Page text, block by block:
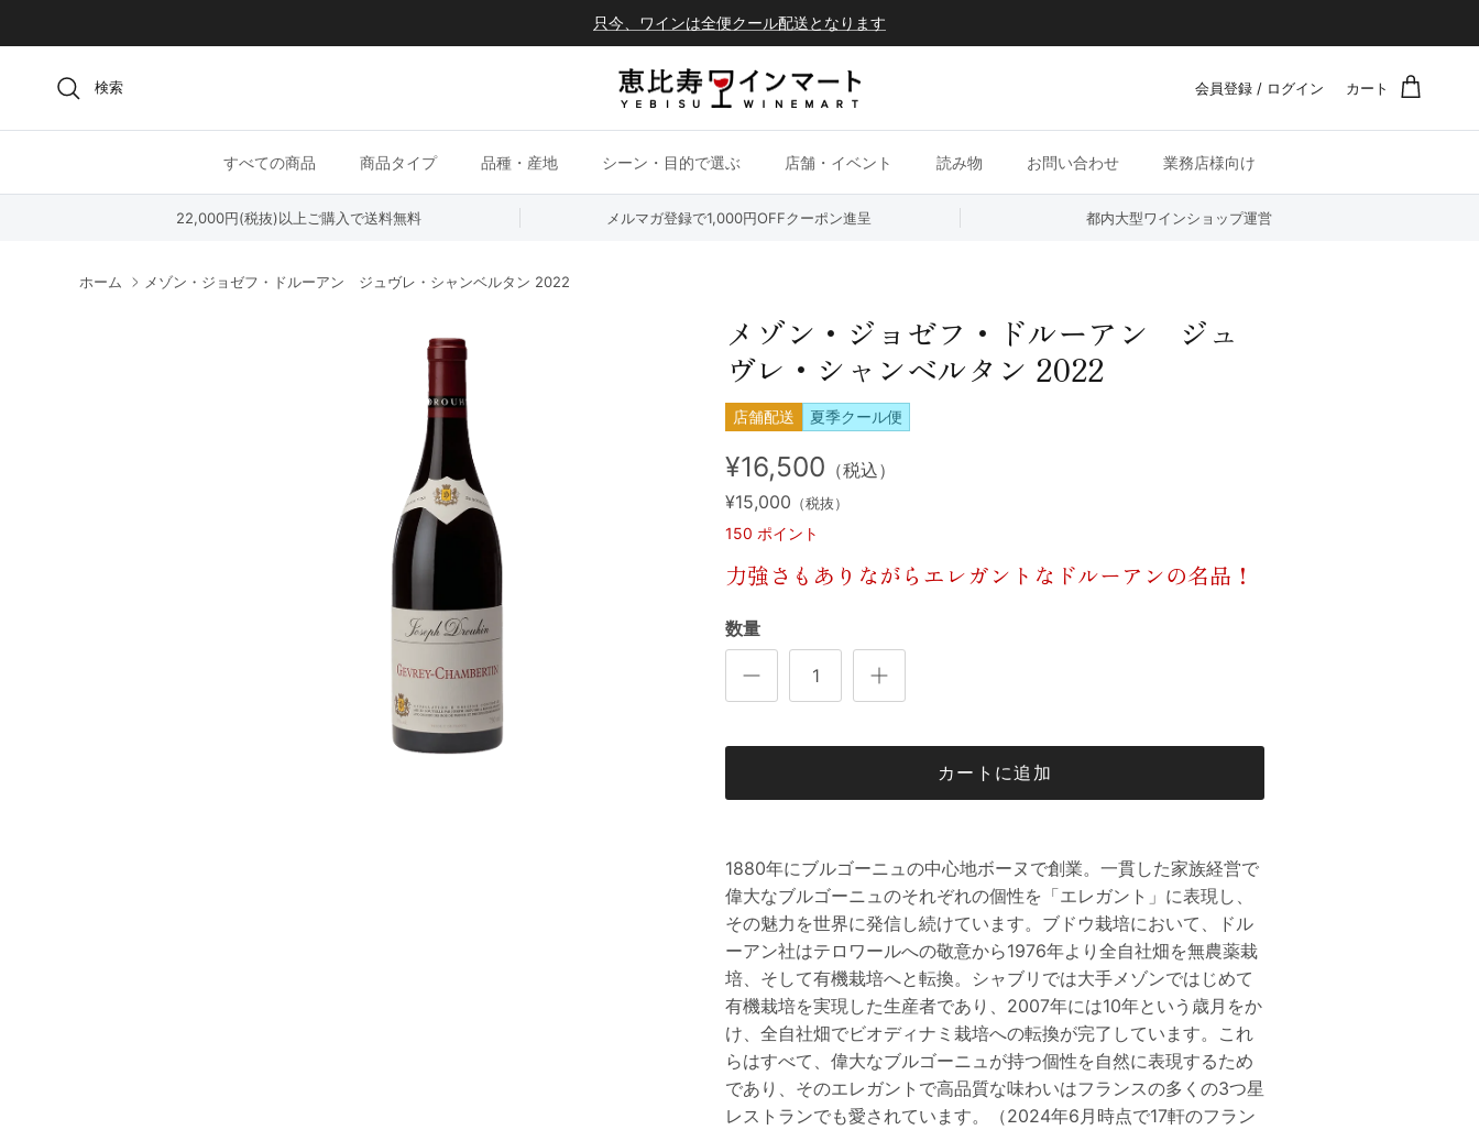
只今、ワインは全便クール配送となります
検索 会員登録 / ログイン カート
すべての商品 商品タイプ 品種・産地 シーン・目的で選ぶ 店舗・イベント 読み物 お問い合わせ 業務店様向け
22,000円(税抜)以上ご購入で送料無料 メルマガ登録で1,000円OFFクーポン進呈 都内大型ワインショップ運営
ホーム メゾン・ジョゼフ・ドルーアン ジュヴレ・シャンベルタン 2022
メゾン・ジョゼフ・ドルーアン ジュ
ヴレ・シャンベルタン 2022
店舗配送 夏季クール便
¥16,500 （税込）
¥15,000 （税抜）
150 ポイント
力強さもありながらエレガントなドルーアンの名品！
数量
カートに追加
1880年にブルゴーニュの中心地ボーヌで創業。一貫した家族経営で
偉大なブルゴーニュのそれぞれの個性を「エレガント」に表現し、
その魅力を世界に発信し続けています。ブドウ栽培において、ドル
ーアン社はテロワールへの敬意から1976年より全自社畑を無農薬栽
培、そして有機栽培へと転換。シャブリでは大手メゾンではじめて
有機栽培を実現した生産者であり、2007年には10年という歳月をか
け、全自社畑でビオディナミ栽培への転換が完了しています。これ
らはすべて、偉大なブルゴーニュが持つ個性を自然に表現するため
であり、そのエレガントで高品質な味わいはフランスの多くの3つ星
レストランでも愛されています。（2024年6月時点で17軒のフラン